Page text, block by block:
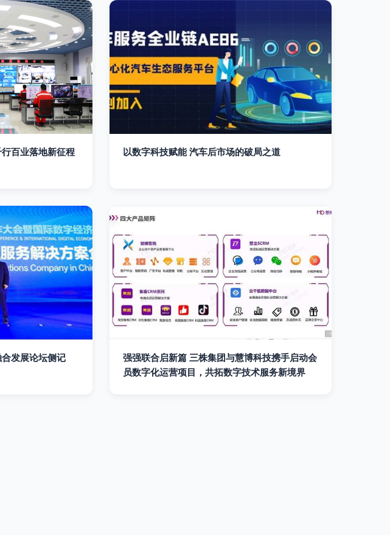
百业落地新征程 以数字科技赋能 汽车后市场的破局之道
发展论坛侧记
强强联合启新篇 三株集团与慧博科技携手启动会
员数字化运营项目，共拓数字技术服务新境界